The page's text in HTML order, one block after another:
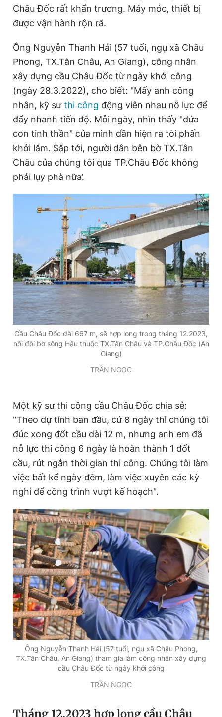
Châu Đốc rất khẩn trương. Máy móc, thiết bị
được vận hành rộn rã.
Ông Nguyễn Thanh Hải (57 tuổi, ngụ xã Châu
Phong, TX.Tân Châu, An Giang), công nhân
xây dựng cầu Châu Đốc từ ngày khởi công
(ngày 28.3.2022), cho biết: "Mấy anh công
nhân, kỹ sưthi công động viên nhau nỗ lực để
đẩy nhanh tiến độ. Mỗi ngày, nhìn thấy "đứa
con tinh thần" của mình dần hiện ra tôi phấn
khởi lắm. Sắp tới, người dân bên bờ TX.Tân
Châu của chúng tôi qua TP.Châu Đốc không
phải lụy phà nữa’.
Cầu Châu Đốc dài 667 m, sẽ hợp long trong tháng 12.2023,
nối đôi bờ sông Hậu thuộc TX.Tân Châu và TP.Châu Đốc (An
Giang)
TRẦN NGỌC
Một kỹ sư thi công cầu Châu Đốc chia sẻ:
"Theo dự tính ban đầu, cứ 8 ngày thì chúng tôi
đúc xong đốt cầu dài 12 m, nhưng anh em đã
nỗ lực thi công 6 ngày là hoàn thành 1 đốt
cầu, rút ngắn thời gian thi công. Chúng tôi làm
việc bất kể ngày đêm, làm việc xuyên các kỳ
nghỉ để công trình vượt kế hoạch".
Ông Nguyễn Thanh Hải (57 tuổi, ngụ xã Châu Phong,
TX.Tân Châu, An Giang) tham gia làm công nhân xây dựng
cầu Châu Đốc từ ngày khởi công
TRẦN NGỌC
Tháng 12.2023 hợp long cầu Châu